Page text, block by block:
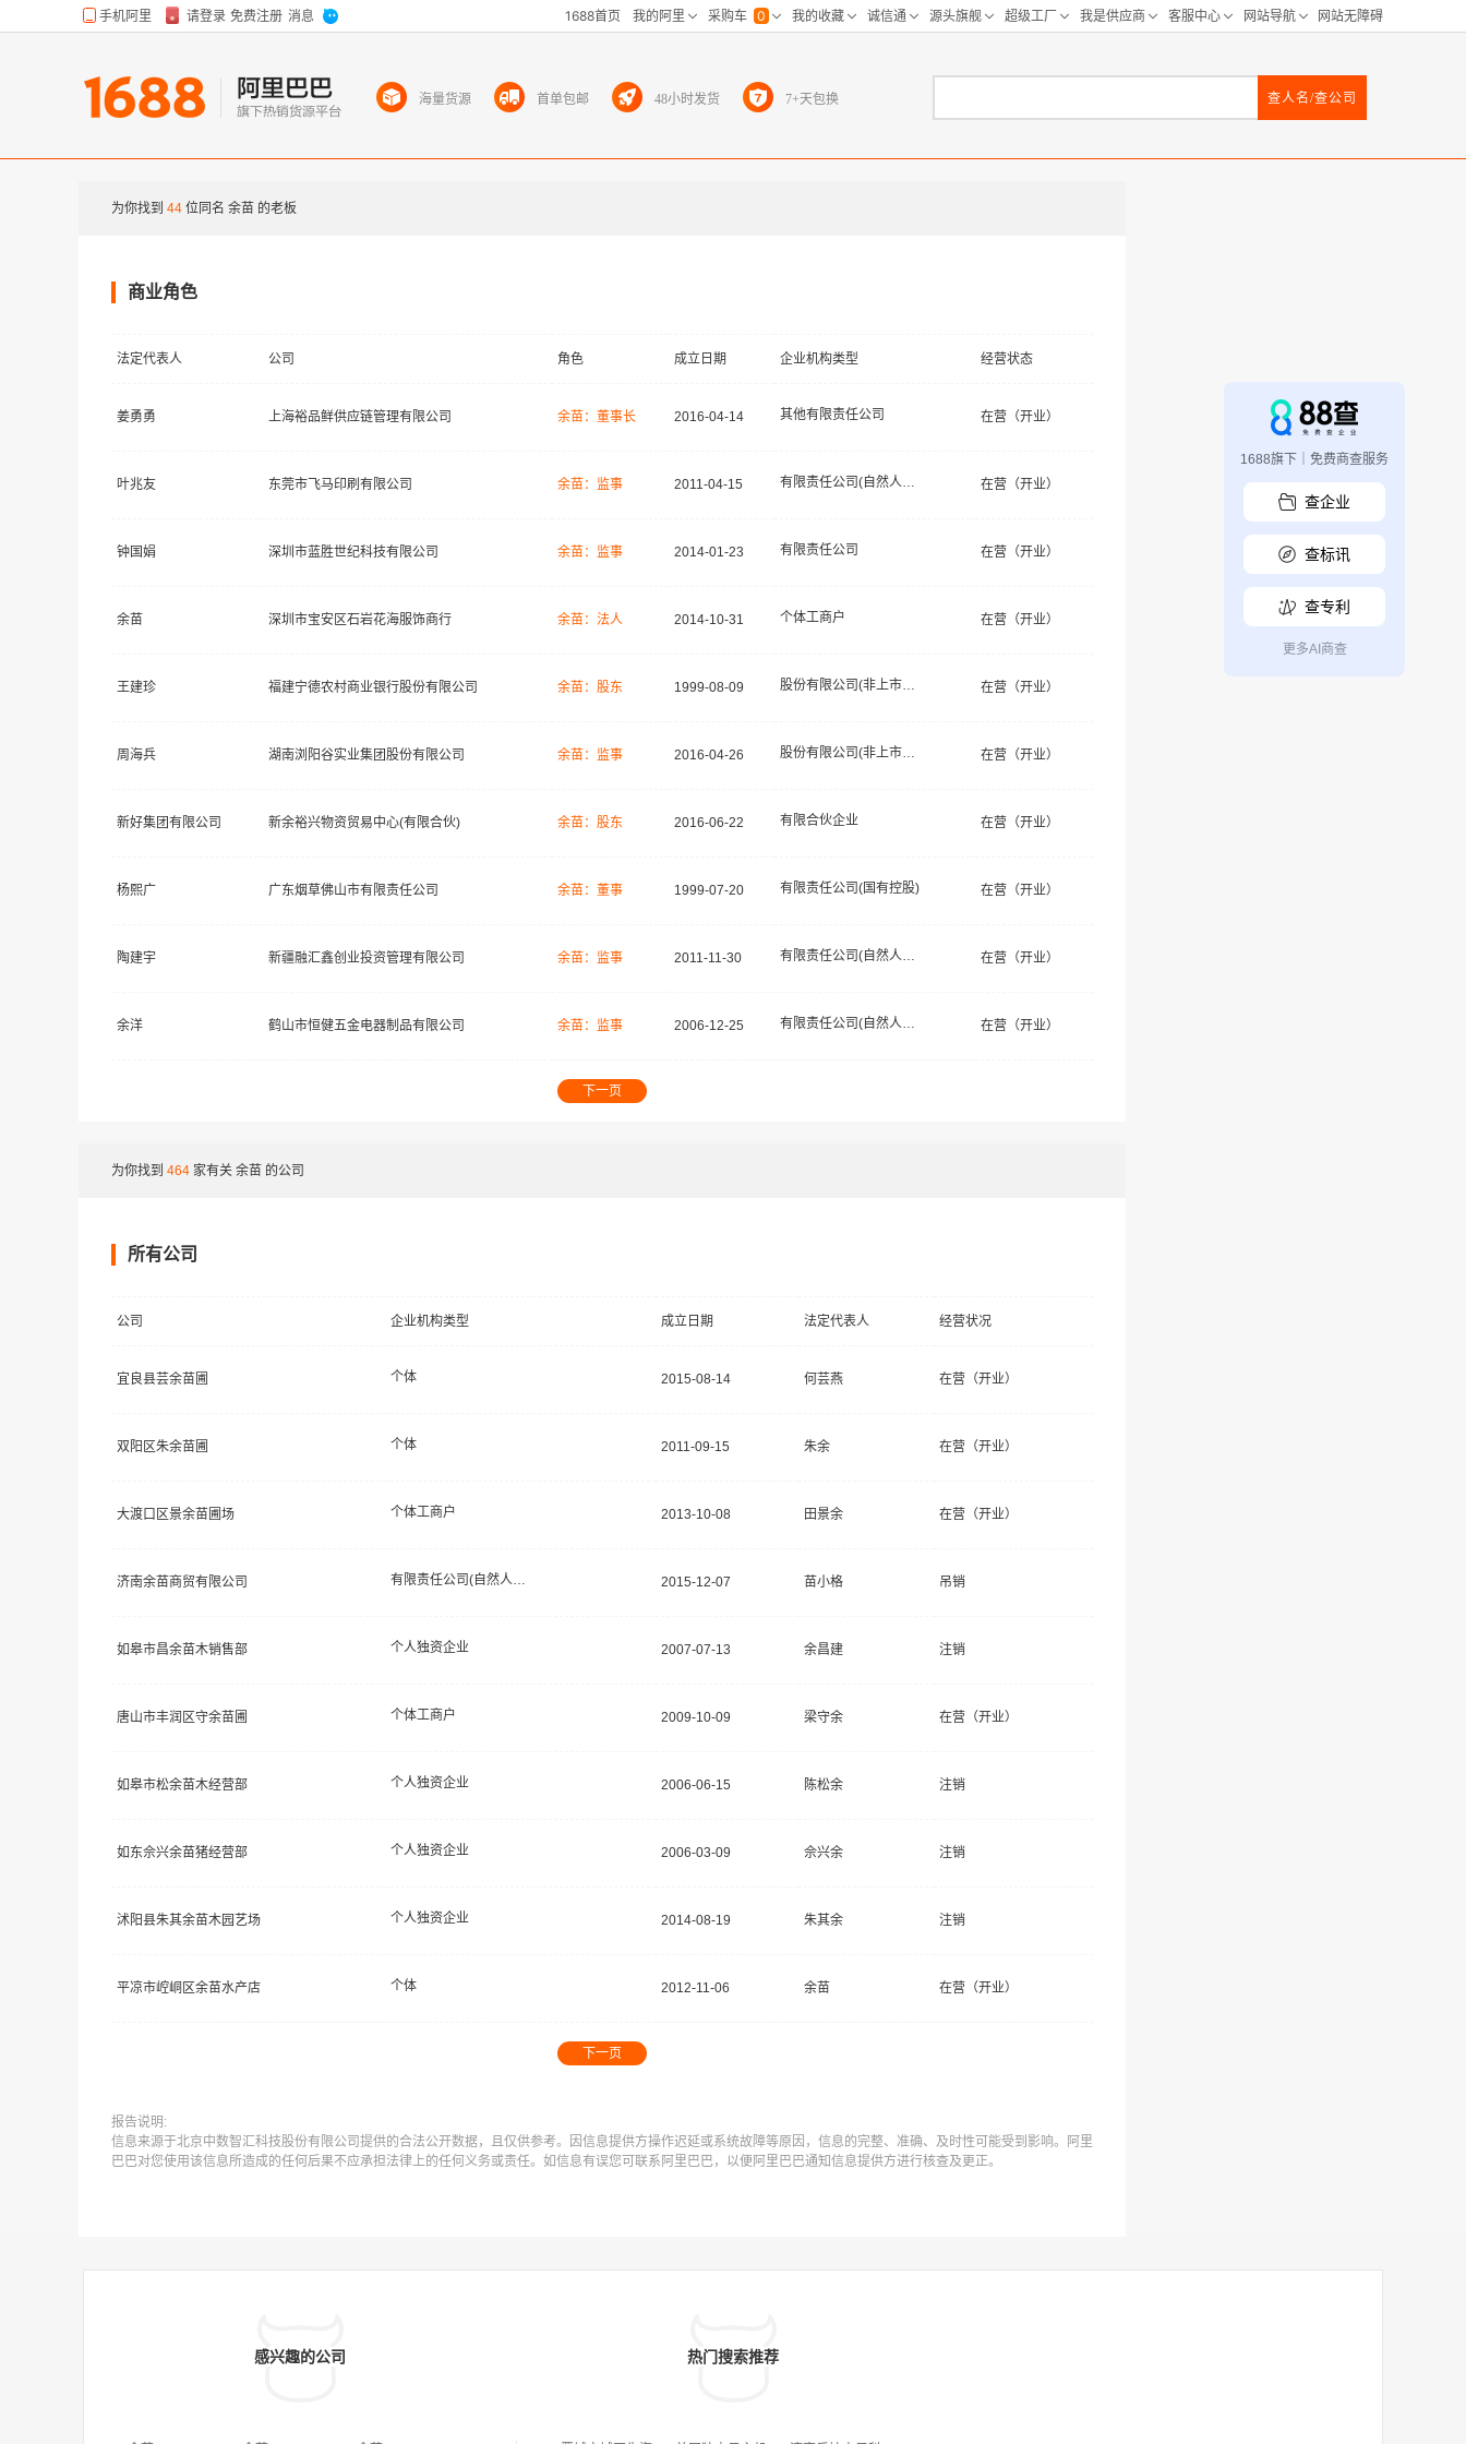
海量货源 首单包邮 48小时发货 7+天包换 查人名/查公司
为你找到 44 位同名 余苗 的老板
商业角色
法定代表人 公司 角色 成立日期 企业机构类型 经营状态
姜勇勇 上海裕品鲜供应链管理有限公司 余苗：董事长 2016-04-14 其他有限责任公司 在营（开业）
叶兆友 东莞市飞马印刷有限公司 余苗：监事 2011-04-15 有限责任公司(自然人投资或控股) 在营（开业）
钟国娟 深圳市蓝胜世纪科技有限公司 余苗：监事 2014-01-23 有限责任公司 在营（开业）
余苗 深圳市宝安区石岩花海服饰商行 余苗：法人 2014-10-31 个体工商户 在营（开业）
王建珍 福建宁德农村商业银行股份有限公司 余苗：股东 1999-08-09 股份有限公司(非上市、自然人投资或控股) 在营（开业）
周海兵 湖南浏阳谷实业集团股份有限公司 余苗：监事 2016-04-26 股份有限公司(非上市、自然人投资或控股) 在营（开业）
新好集团有限公司 新余裕兴物资贸易中心(有限合伙) 余苗：股东 2016-06-22 有限合伙企业 在营（开业）
杨熙广 广东烟草佛山市有限责任公司 余苗：董事 1999-07-20 有限责任公司(国有控股) 在营（开业）
陶建宇 新疆融汇鑫创业投资管理有限公司 余苗：监事 2011-11-30 有限责任公司(自然人投资或控股) 在营（开业）
余洋 鹤山市恒健五金电器制品有限公司 余苗：监事 2006-12-25 有限责任公司(自然人投资或控股) 在营（开业）
下一页
为你找到 464 家有关 余苗 的公司
所有公司
公司 企业机构类型 成立日期 法定代表人 经营状况
宜良县芸余苗圃 个体 2015-08-14 何芸燕 在营（开业）
双阳区朱余苗圃 个体 2011-09-15 朱余 在营（开业）
大渡口区景余苗圃场 个体工商户 2013-10-08 田景余 在营（开业）
济南余苗商贸有限公司 有限责任公司(自然人独资) 2015-12-07 苗小格 吊销
如皋市昌余苗木销售部 个人独资企业 2007-07-13 余昌建 注销
唐山市丰润区守余苗圃 个体工商户 2009-10-09 梁守余 在营（开业）
如皋市松余苗木经营部 个人独资企业 2006-06-15 陈松余 注销
如东佘兴余苗猪经营部 个人独资企业 2006-03-09 佘兴余 注销
沭阳县朱其余苗木园艺场 个人独资企业 2014-08-19 朱其余 注销
平凉市崆峒区余苗水产店 个体 2012-11-06 余苗 在营（开业）
下一页
报告说明:
信息来源于北京中数智汇科技股份有限公司提供的合法公开数据，且仅供参考。因信息提供方操作迟延或系统故障等原因，信息的完整、准确、及时性可能受到影响。阿里
巴巴对您使用该信息所造成的任何后果不应承担法律上的任何义务或责任。如信息有误您可联系阿里巴巴，以便阿里巴巴通知信息提供方进行核查及更正。
感兴趣的公司 热门搜索推荐
1688旗下｜免费商查服务
查企业
查标讯
查专利
更多AI商查